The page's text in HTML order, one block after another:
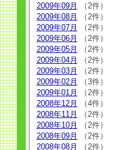
2009年09月
（2件）
2009年08月
（2件）
2009年07月
（2件）
2009年06月
（2件）
2009年05月
（2件）
2009年04月
（2件）
2009年03月
（2件）
2009年02月
（3件）
2009年01月
（2件）
2008年12月
（4件）
2008年11月
（2件）
2008年10月
（2件）
2008年09月
（2件）
2008年08月
（2件）